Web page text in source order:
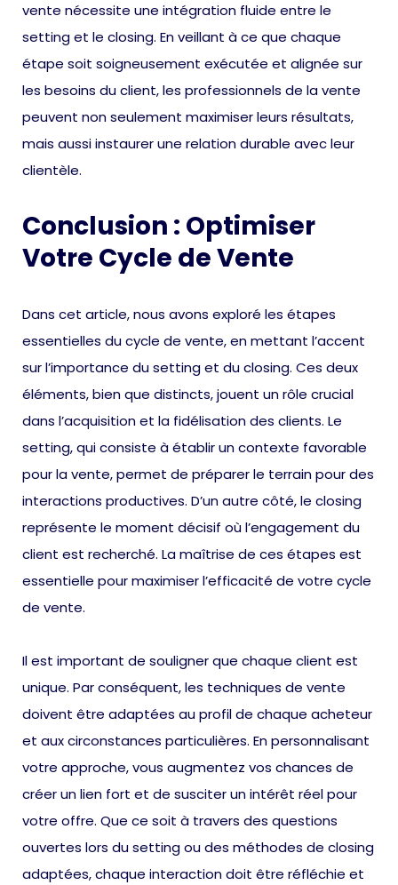
vente nécessite une intégration fluide entre le
setting et le closing. En veillant à ce que chaque
étape soit soigneusement exécutée et alignée sur
les besoins du client, les professionnels de la vente
peuvent non seulement maximiser leurs résultats,
mais aussi instaurer une relation durable avec leur
clientèle.
Conclusion : Optimiser
Votre Cycle de Vente
Dans cet article, nous avons exploré les étapes
essentielles du cycle de vente, en mettant l’accent
sur l’importance du setting et du closing. Ces deux
éléments, bien que distincts, jouent un rôle crucial
dans l’acquisition et la fidélisation des clients. Le
setting, qui consiste à établir un contexte favorable
pour la vente, permet de préparer le terrain pour des
interactions productives. D’un autre côté, le closing
représente le moment décisif où l’engagement du
client est recherché. La maîtrise de ces étapes est
essentielle pour maximiser l’efficacité de votre cycle
de vente.
Il est important de souligner que chaque client est
unique. Par conséquent, les techniques de vente
doivent être adaptées au profil de chaque acheteur
et aux circonstances particulières. En personnalisant
votre approche, vous augmentez vos chances de
créer un lien fort et de susciter un intérêt réel pour
votre offre. Que ce soit à travers des questions
ouvertes lors du setting ou des méthodes de closing
adaptées, chaque interaction doit être réfléchie et